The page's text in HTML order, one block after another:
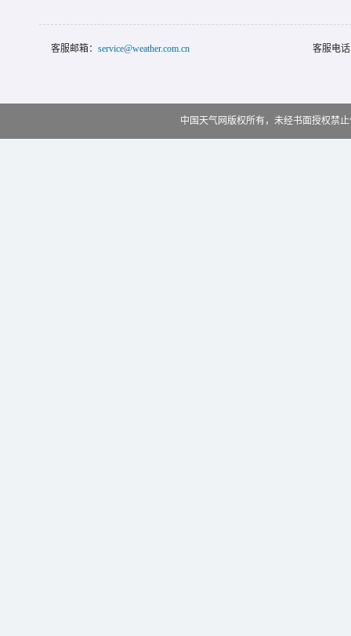
客服邮箱： service@weather.com.cn 客服电
中国天气网版权所有，未经书面授权